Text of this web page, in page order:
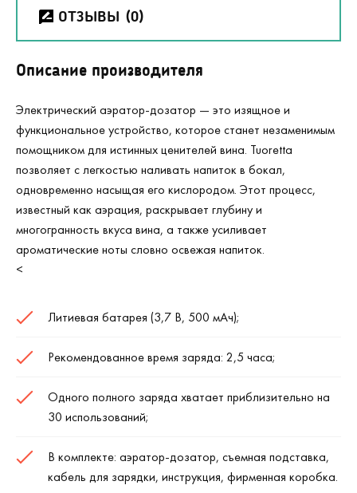
ОТЗЫВЫ (0)
Описание производителя
Электрический аэратор-дозатор — это изящное и
функциональное устройство, которое станет незаменимым
помощником для истинных ценителей вина. Tuoretta
позволяет с легкостью наливать напиток в бокал,
одновременно насыщая его кислородом. Этот процесс,
известный как аэрация, раскрывает глубину и
многогранность вкуса вина, а также усиливает
ароматические ноты словно освежая напиток.
<
Литиевая батарея (3,7 В, 500 мАч);
Рекомендованное время заряда: 2,5 часа;
Одного полного заряда хватает приблизительно на
30 использований;
В комплекте: аэратор-дозатор, съемная подставка,
кабель для зарядки, инструкция, фирменная коробка.